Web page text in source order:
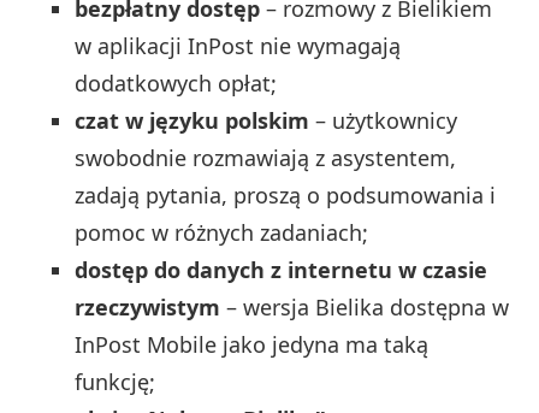
bezpłatny dostęp – rozmowy z Bielikiem
w aplikacji InPost nie wymagają
dodatkowych opłat;
czat w języku polskim – użytkownicy
swobodnie rozmawiają z asystentem,
zadają pytania, proszą o podsumowania i
pomoc w różnych zadaniach;
dostęp do danych z internetu w czasie
rzeczywistym – wersja Bielika dostępna w
InPost Mobile jako jedyna ma taką
funkcję;